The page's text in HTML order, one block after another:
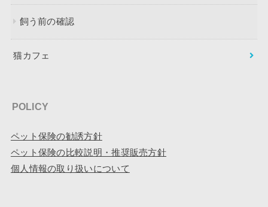
飼う前の確認
猫カフェ
POLICY
ペット保険の勧誘方針
ペット保険の比較説明・推奨販売方針
個人情報の取り扱いについて